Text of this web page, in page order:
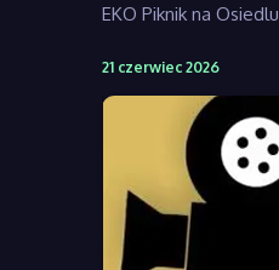
EKO Piknik na
21 czerwiec 2026